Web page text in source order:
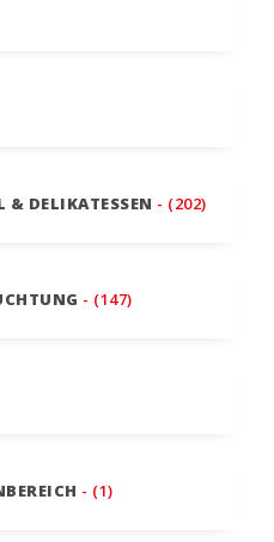
& DELIKATESSEN - (202)
- (147)
- (1)